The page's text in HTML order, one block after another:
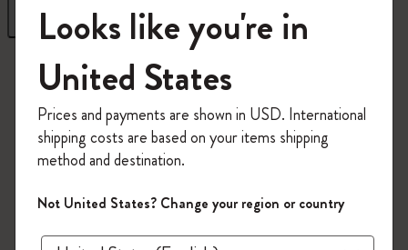
フィルター 並び替え
9 プロダクツ
モレスキンの世界へようこそ
「WELCOME10」を入力すると、初回注
文が10%オフ＋送料無料になります。セ
ール・アウトレット品は適用外。
Moleskineアカウントを作成して限定オフ
ァーや会員特典、さらに多くのインスピ
レーションを手に入れましょう。
Looks like you're in
United States
Prices and payments are shown in USD. International
shipping costs are based on your items shipping
method and destination.
Not United States? Change your region or country